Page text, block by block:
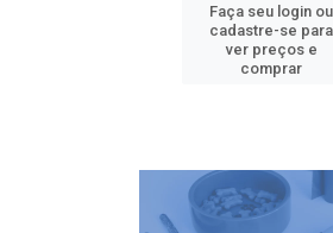
Faça seu login ou
cadastre-se para
ver preços e
comprar